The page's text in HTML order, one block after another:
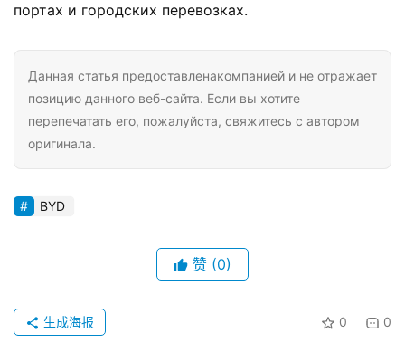
портах и городских перевозках.
Данная статья предоставленакомпанией и не отражает
позицию данного веб-сайта. Если вы хотите
перепечатать его, пожалуйста, свяжитесь с автором
оригинала.
BYD
赞 (0)
0 0
生成海报